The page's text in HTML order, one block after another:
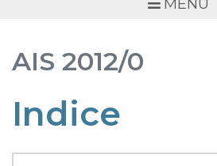
MENU
AIS 2012/0
Indice